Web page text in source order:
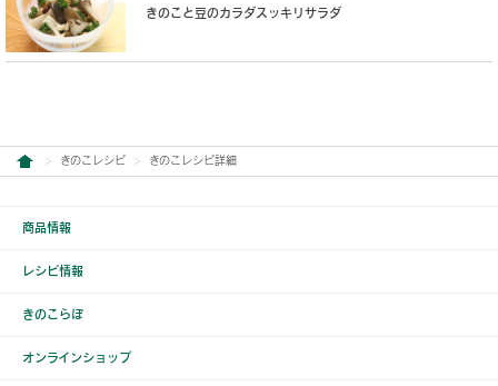
きのこと豆のカラダスッキリサラダ
きのこレシピ きのこレシピ詳細
商品情報
レシピ情報
きのこらぼ
オンラインショップ